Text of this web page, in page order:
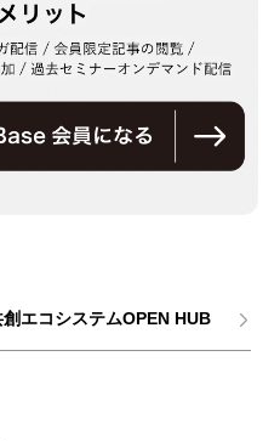
エコシステムOPEN HUB